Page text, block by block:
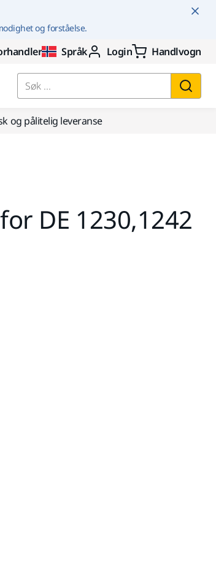
og forståelse.
Språk Login Handlvogn
Søk ...
og pålitelig leveranse
DE 1230,1242